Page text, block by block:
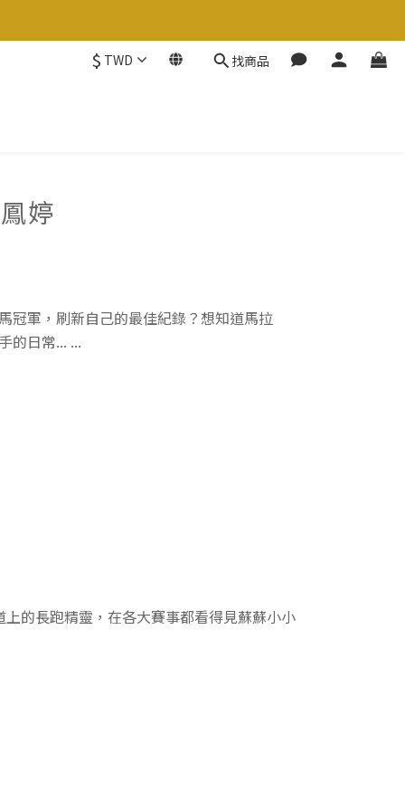
$ TWD 找商品
婷
冠軍，刷新自己的最佳紀錄？想知道馬拉
的日常... ...
的長跑精靈，在各大賽事都看得見蘇蘇小小